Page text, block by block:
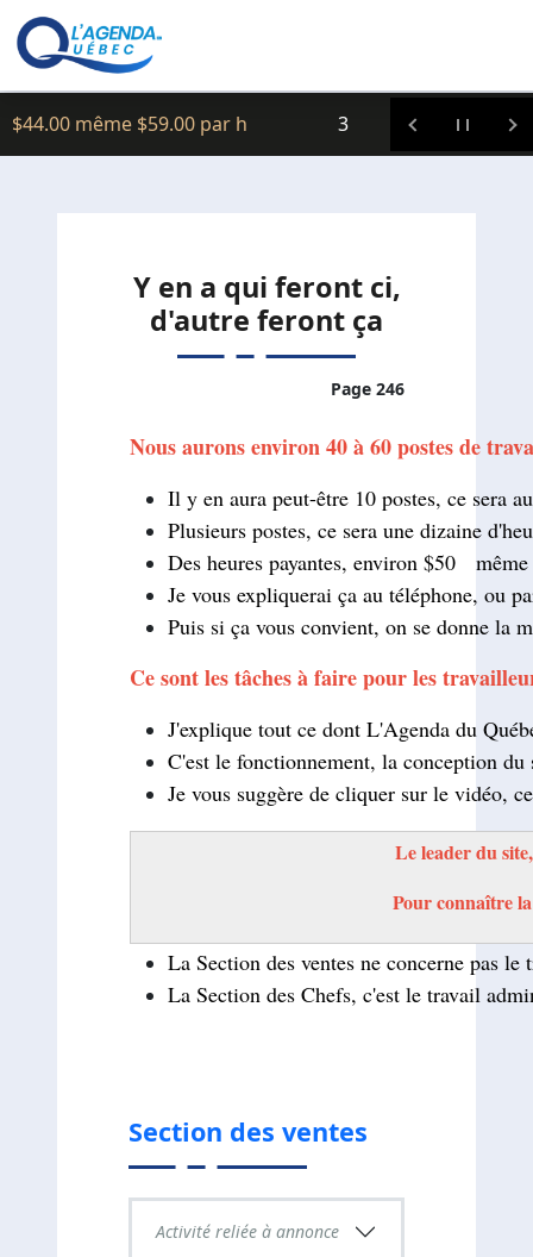
Clic icitte :
Formations
Y en a qui feront ci,
d'autre feront ça
Page 246
Nous aurons environ 40 à 60 postes de
Il y en aura peut-être 10 postes, ce sera
Plusieurs postes, ce sera une dizaine
Des heures payantes, environ $50
Je vous expliquerai ça au téléphone, ou
Puis si ça vous convient, on se donne la
Ce sont les tâches à faire pour les
J'explique tout ce dont L'Agenda du
C'est le fonctionnement, la conception du
Je vous suggère de cliquer sur le vidéo,
Le leader du
Pour connaître
La Section des ventes ne concerne pas
La Section des Chefs, c'est le travail
Section des ventes
Activité reliée à annonce